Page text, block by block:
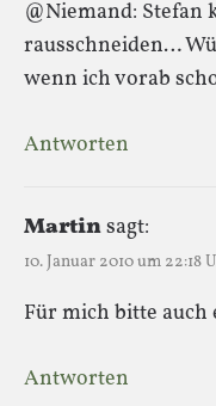
@Niemand:
rausschneiden…
wenn ich vorab
Antworten
Martinsagt:
10. Januar 2010 um 22:18
Für mich bitte
Antworten